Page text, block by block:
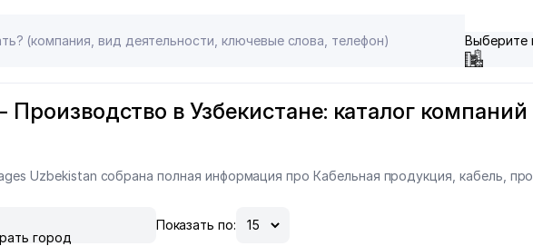
Выберите
Производство в Узбекистане: каталог
Uzbekistan собрана полная информация про Кабельная продукция, кабель,
город
Показать по: